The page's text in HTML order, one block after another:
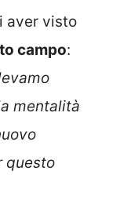
aver visto
campo:
mentalità
questo